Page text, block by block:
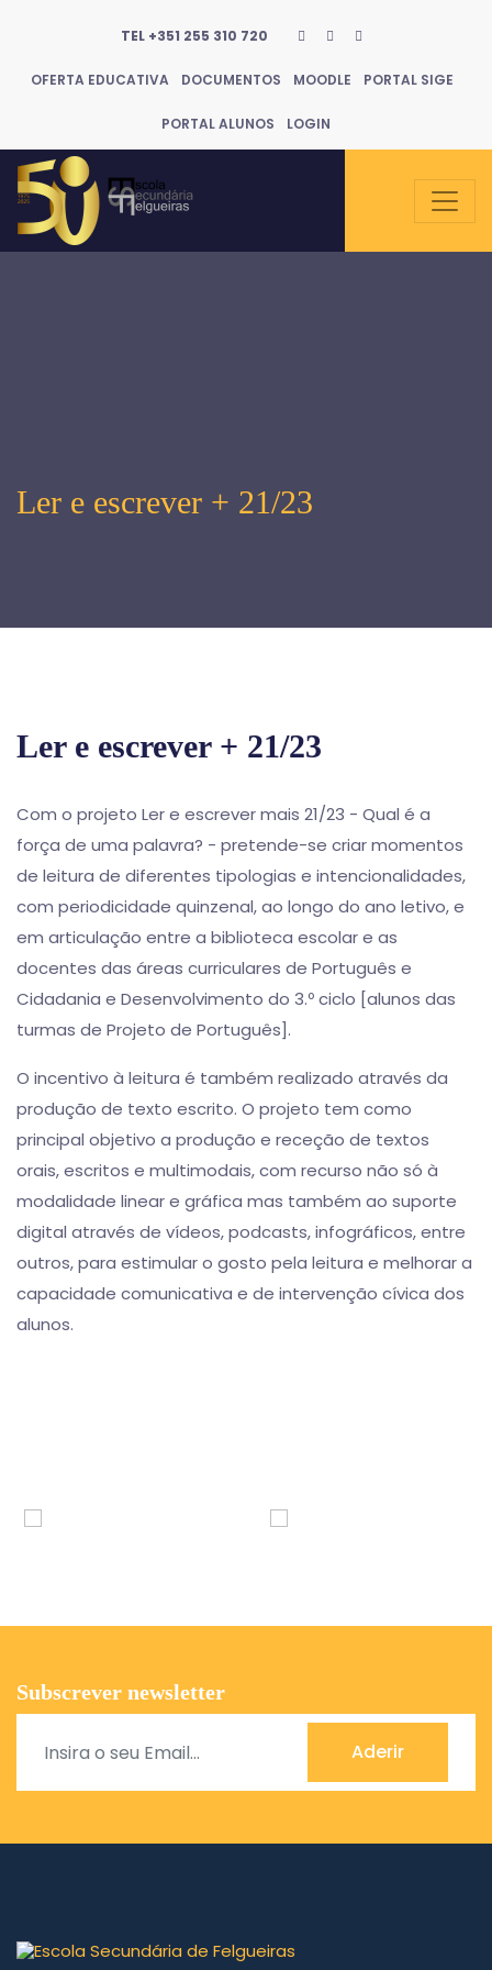
TEL +351 255 310 720
OFERTA EDUCATIVA DOCUMENTOS MOODLE PORTAL SIGE
PORTAL ALUNOS LOGIN
Ler e escrever + 21/23
Ler e escrever + 21/23
Com o projeto Ler e escrever mais 21/23 - Qual é a
força de uma palavra? - pretende-se criar momentos
de leitura de diferentes tipologias e intencionalidades,
com periodicidade quinzenal, ao longo do ano letivo, e
em articulação entre a biblioteca escolar e as
docentes das áreas curriculares de Português e
Cidadania e Desenvolvimento do 3.º ciclo [alunos das
turmas de Projeto de Português].
O incentivo à leitura é também realizado através da
produção de texto escrito. O projeto tem como
principal objetivo a produção e receção de textos
orais, escritos e multimodais, com recurso não só à
modalidade linear e gráfica mas também ao suporte
digital através de vídeos, podcasts, infográficos, entre
outros, para estimular o gosto pela leitura e melhorar a
capacidade comunicativa e de intervenção cívica dos
alunos.
Subscrever newsletter
Aderir